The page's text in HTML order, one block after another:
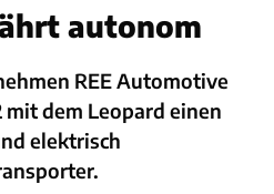
autonom
REE Automotive
mit dem Leopard einen
elektrisch